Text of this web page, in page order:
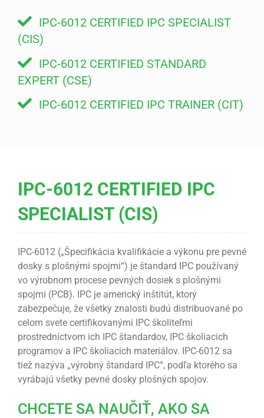
IPC-6012 CERTIFIED IPC SPECIALIST
(CIS)
IPC-6012 CERTIFIED STANDARD
EXPERT (CSE)
IPC-6012 CERTIFIED IPC TRAINER (CIT)
IPC-6012 CERTIFIED IPC
SPECIALIST (CIS)
IPC-6012 („Špecifikácia kvalifikácie a výkonu pre pevné
dosky s plošnými spojmi“) je štandard IPC používaný
vo výrobnom procese pevných dosiek s plošnými
spojmi (PCB). IPC je americký inštitút, ktorý
zabezpečuje, že všetky znalosti budú distribuované po
celom svete certifikovanými IPC školiteľmi
prostredníctvom ich IPC štandardov, IPC školiacich
programov a IPC školiacich materiálov. IPC-6012 sa
tiež nazýva „výrobný štandard IPC“, podľa ktorého sa
vyrábajú všetky pevné dosky plošných spojov.
CHCETE SA NAUČIŤ, AKO SA